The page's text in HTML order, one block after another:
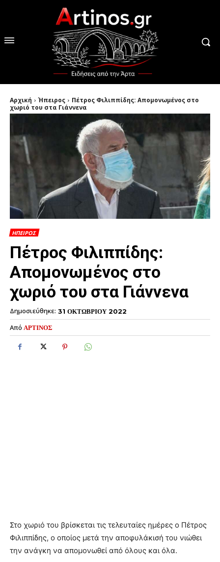
Αρχική Ήπειρος
Πέτρος Φιλιππίδης: Απομονωμένος στο
χωριό του στα Γιάννενα
ΗΠΕΙΡΟΣ
Πέτρος Φιλιππίδης:
Απομονωμένος στο
χωριό του στα Γιάννενα
Δημοσιεύθηκε: 31 ΟΚΤΩΒΡΙΟΥ 2022
Από ΑΡΤΙΝΟΣ
Στο χωριό του βρίσκεται τις τελευταίες ημέρες ο Πέτρος
Φιλιππίδης, ο οποίος μετά την αποφυλάκισή του νιώθει
την ανάγκη να απομονωθεί από όλους και όλα.